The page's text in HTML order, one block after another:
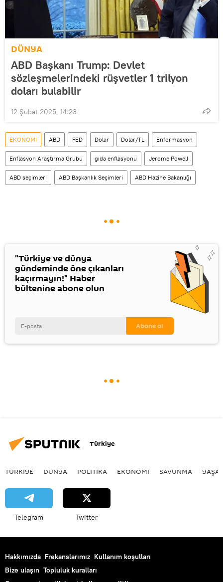
DÜNYA
ABD Başkanı Trump: Devlet
sözleşmelerindeki rüşvetler 1 trilyon
doları bulabilir
12 Şubat 2025, 14:23
EKONOMİ ABD FED Dolar Dolar/TL Enformasyon
Enflasyon Araştırma Grubu gıda enflasyonu Jerome Powell
ABD seçimleri ABD Başkanlık Seçimleri ABD Hazine Bakanlığı
"Türkiye ve dünya
gündeminde öne çıkanları
kaçırmayın!" Haber
bültenine abone olun
Türkiye
TÜRKIYE DÜNYA POLİTİKA EKONOMİ SAVUNMA
Telegram Twitter
Hakkımızda Frekanslarımız Kullanım koşulları
Bize ulaşın Topluluk kuralları